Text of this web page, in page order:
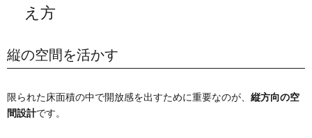
え方
縦の空間を活かす
限られた床面積の中で開放感を出すために重要なのが、 縦方向の空
間設計です。